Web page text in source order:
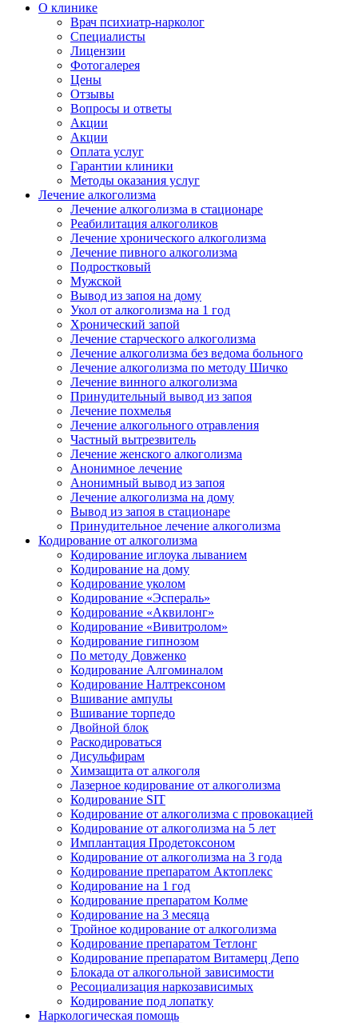
О клинике
Врач психиатр-нарколог
Специалисты
Лицензии
Фотогалерея
Цены
Отзывы
Вопросы и ответы
Акции
Акции
Оплата услуг
Гарантии клиники
Методы оказания услуг
Лечение алкоголизма
Лечение алкоголизма в стационаре
Реабилитация алкоголиков
Лечение хронического алкоголизма
Лечение пивного алкоголизма
Подростковый
Мужской
Вывод из запоя на дому
Укол от алкоголизма на 1 год
Хронический запой
Лечение старческого алкоголизма
Лечение алкоголизма без ведома больного
Лечение алкоголизма по методу Шичко
Лечение винного алкоголизма
Принудительный вывод из запоя
Лечение похмелья
Лечение алкогольного отравления
Частный вытрезвитель
Лечение женского алкоголизма
Анонимное лечение
Анонимный вывод из запоя
Лечение алкоголизма на дому
Вывод из запоя в стационаре
Принудительное лечение алкоголизма
Кодирование от алкоголизма
Кодирование иглоука лыванием
Кодирование на дому
Кодирование уколом
Кодирование «Эспераль»
Кодирование «Аквилонг»
Кодирование «Вивитролом»
Кодирование гипнозом
По методу Довженко
Кодирование Алгоминалом
Кодирование Налтрексоном
Вшивание ампулы
Вшивание торпедо
Двойной блок
Раскодироваться
Дисульфирам
Химзащита от алкоголя
Лазерное кодирование от алкоголизма
Кодирование SIT
Кодирование от алкоголизма с провокацией
Кодирование от алкоголизма на 5 лет
Имплантация Продетоксоном
Кодирование от алкоголизма на 3 года
Кодирование препаратом Актоплекс
Кодирование на 1 год
Кодирование препаратом Колме
Кодирование на 3 месяца
Тройное кодирование от алкоголизма
Кодирование препаратом Тетлонг
Кодирование препаратом Витамерц Депо
Блокада от алкогольной зависимости
Ресоциализация наркозависимых
Кодирование под лопатку
Наркологическая помощь